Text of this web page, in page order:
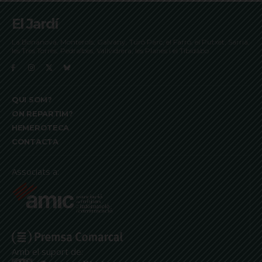
El Jardí
La Bonanova, Monterols, Galvany, Turó Parc, el Farró, el Putxet, Sarrià,
les Tres Torres, Pedralbes, Vallvidrera, les Planes i el Tibidabo
QUI SOM?
ON REPARTIM?
HEMEROTECA
CONTACTA
Associats a:
Amb el suport de: